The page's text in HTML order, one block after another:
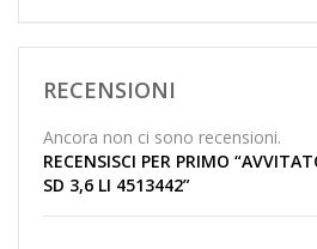
RECENSIONI
Ancora non ci sono recensioni.
RECENSISCI PER PRIMO
SD 3,6 LI 4513442”